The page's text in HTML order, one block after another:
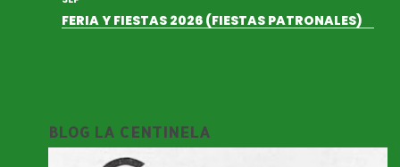
FERIA Y FIESTAS 2026 (FIESTAS PATRONALES)
BLOG LA CENTINELA